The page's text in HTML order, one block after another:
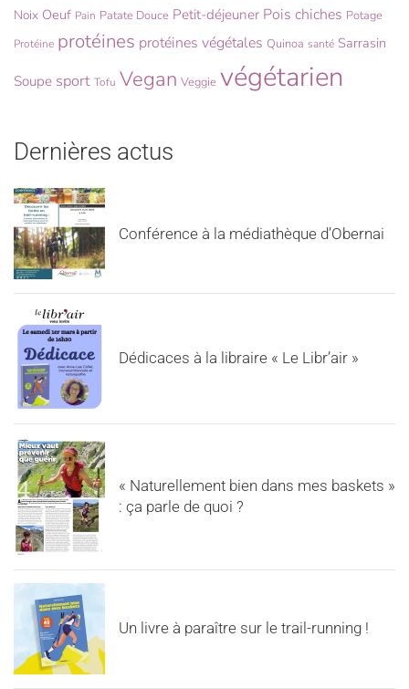
Noix Oeuf Pain Patate Douce Petit-déjeuner Pois chiches Potage
Protéine protéines protéines végétales Quinoa santé Sarrasin
Soupe sport Tofu Vegan Veggie végétarien
Dernières actus
Conférence à la médiathèque d’Obernai
Dédicaces à la libraire « Le Libr’air »
« Naturellement bien dans mes baskets »
: ça parle de quoi ?
Un livre à paraître sur le trail-running !